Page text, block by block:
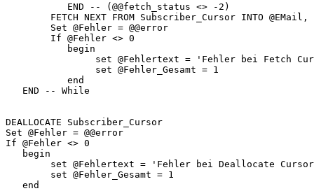
           END -- (@@fetch_status <> -2)
FETCH NEXT FROM Subscriber_Cursor INTO
        Set @Fehler = @@error
        If @Fehler <> 0
           begin
set @Fehlertext = 'Fehler bei Fetch
                set @Fehler_Gesamt = 1
           end
   END -- While
DEALLOCATE Subscriber_Cursor
Set @Fehler = @@error
If @Fehler <> 0
   begin
set @Fehlertext = 'Fehler bei Deallocate
        set @Fehler_Gesamt = 1
   end